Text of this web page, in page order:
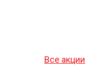
Все акции